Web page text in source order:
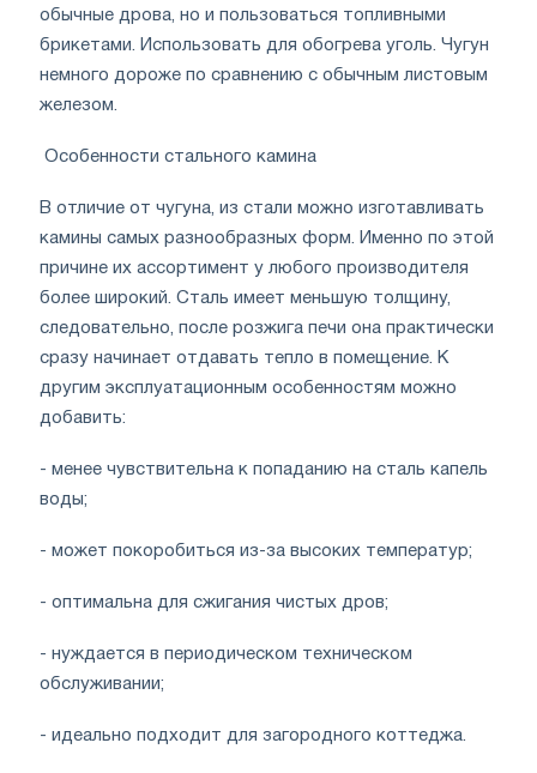
обычные дрова, но и пользоваться топливными
брикетами. Использовать для обогрева уголь. Чугун
немного дороже по сравнению с обычным листовым
железом.
Особенности стального камина
В отличие от чугуна, из стали можно изготавливать
камины самых разнообразных форм. Именно по этой
причине их ассортимент у любого производителя
более широкий. Сталь имеет меньшую толщину,
следовательно, после розжига печи она практически
сразу начинает отдавать тепло в помещение. К
другим эксплуатационным особенностям можно
добавить:
- менее чувствительна к попаданию на сталь капель
воды;
- может покоробиться из-за высоких температур;
- оптимальна для сжигания чистых дров;
- нуждается в периодическом техническом
обслуживании;
- идеально подходит для загородного коттеджа.